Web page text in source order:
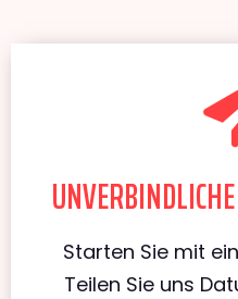
Starten Sie mit
Teilen Sie uns